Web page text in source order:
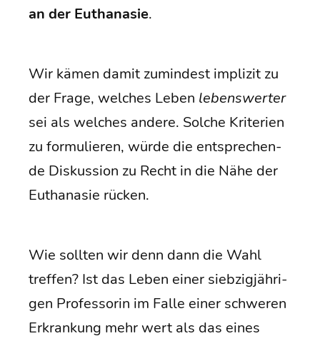
an der Eutha­na­sie.
Wir kämen damit zumin­dest impli­zit zu
der Fra­ge, wel­ches Leben lebens­wer­ter
sei als wel­ches ande­re. Sol­che Kri­te­ri­en
zu for­mu­lie­ren, wür­de die ent­spre­chen­
de Dis­kus­si­on zu Recht in die Nähe der
Eutha­na­sie rücken.
Wie soll­ten wir denn dann die Wahl
tref­fen? Ist das Leben einer sieb­zig­jäh­ri­
gen Pro­fes­so­rin im Fal­le einer schwe­ren
Erkran­kung mehr wert als das eines